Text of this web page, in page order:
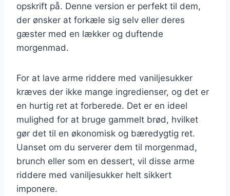
opskrift på. Denne version er perfekt til dem,
der ønsker at forkæle sig selv eller deres
gæster med en lækker og duftende
morgenmad.
For at lave arme riddere med vaniljesukker
kræves der ikke mange ingredienser, og det er
en hurtig ret at forberede. Det er en ideel
mulighed for at bruge gammelt brød, hvilket
gør det til en økonomisk og bæredygtig ret.
Uanset om du serverer dem til morgenmad,
brunch eller som en dessert, vil disse arme
riddere med vaniljesukker helt sikkert
imponere.